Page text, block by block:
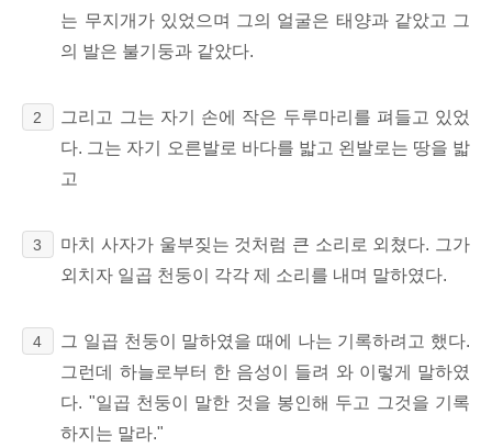
는 무지개가 있었으며 그의 얼굴은 태양과 같았고 그
의 발은 불기둥과 같았다.
2
그리고 그는 자기 손에 작은 두루마리를 펴들고 있었
다. 그는 자기 오른발로 바다를 밟고 왼발로는 땅을 밟
고
3
마치 사자가 울부짖는 것처럼 큰 소리로 외쳤다. 그가
외치자 일곱 천둥이 각각 제 소리를 내며 말하였다.
4
그 일곱 천둥이 말하였을 때에 나는 기록하려고 했다.
그런데 하늘로부터 한 음성이 들려 와 이렇게 말하였
다. "일곱 천둥이 말한 것을 봉인해 두고 그것을 기록
하지는 말라."